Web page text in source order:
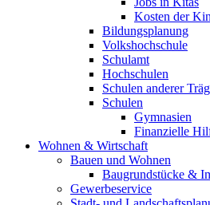
Kosten der
Bildungsplanung
Volkshochschule
Schulamt
Hochschulen
Schulen anderer
Schulen
Gymnasien
Finanzielle
Wohnen & Wirtschaft
Bauen und Wohnen
Baugrundstücke &
Gewerbeservice